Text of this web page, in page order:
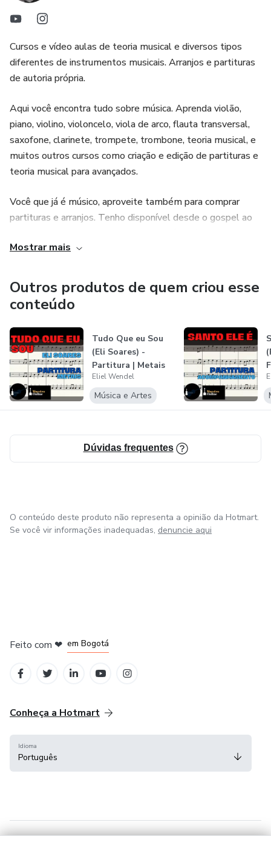
Cursos e vídeo aulas de teoria musical e diversos tipos
diferentes de instrumentos musicais. Arranjos e partituras
de autoria própria.
Aqui você encontra tudo sobre música. Aprenda violão,
piano, violino, violoncelo, viola de arco, flauta transversal,
saxofone, clarinete, trompete, trombone, teoria musical, e
muitos outros cursos como criação e edição de partituras e
teoria musical para avançados.
Você que já é músico, aproveite também para comprar
partituras e arranjos. Tenho disponível desde o gospel ao
Mostrar mais
Outros produtos de quem criou esse
conteúdo
Tudo Que eu Sou
(Eli Soares) -
Partitura | Metais
Eliel Wendel
Música e Artes
Dúvidas frequentes
O conteúdo deste produto não representa a opinião da Hotmart.
Se você vir informações inadequadas, denuncie aqui
Feito com ❤ em Bogotá
Conheça a Hotmart
Idioma
Português